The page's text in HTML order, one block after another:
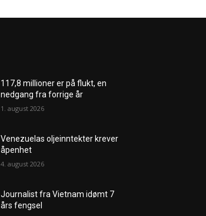
117,8 millioner er på flukt, en
nedgang fra forrige år
1. august 2026
Venezuelas oljeinntekter krever
åpenhet
4. august 2026
Journalist fra Vietnam idømt 7
års fengsel